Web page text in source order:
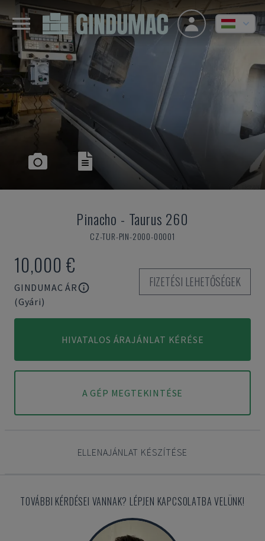
Pinacho - Taurus 260
CZ-TUR-PIN-2000-00001
10,000 €
GINDUMAC ÁR
(Gyári)
FIZETÉSI LEHETŐSÉGEK
HIVATALOS ÁRAJÁNLAT KÉRÉSE
A GÉP MEGTEKINTÉSE
ELLENAJÁNLAT KÉSZÍTÉSE
TOVÁBBI KÉRDÉSEI VANNAK? LÉPJEN KAPCSOLATBA VELÜNK!